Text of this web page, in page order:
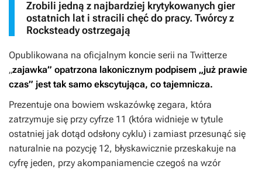
Zrobili jedną z najbardziej krytykowanych gier
ostatnich lat i stracili chęć do pracy. Twórcy z
Rocksteady ostrzegają
Opublikowana na oficjalnym koncie serii na Twitterze
„zajawka” opatrzona lakonicznym podpisem „już prawie
czas” jest tak samo ekscytująca, co tajemnicza.
Prezentuje ona bowiem wskazówkę zegara, która
zatrzymuje się przy cyfrze 11 (która widnieje w tytule
ostatniej jak dotąd odsłony cyklu) i zamiast przesunąć się
naturalnie na pozycję 12, błyskawicznie przeskakuje na
cyfrę jeden, przy akompaniamencie czegoś na wzór